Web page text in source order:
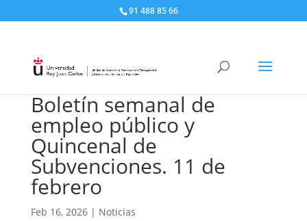
91 488 85 66
Boletín semanal de
empleo público y
Quincenal de
Subvenciones. 11 de
febrero
Feb 16, 2026| Noticias